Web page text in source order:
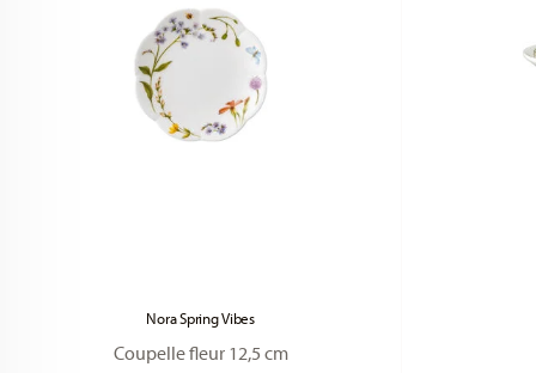
Nora Spring Vibes
Coupelle fleur 12,5 cm